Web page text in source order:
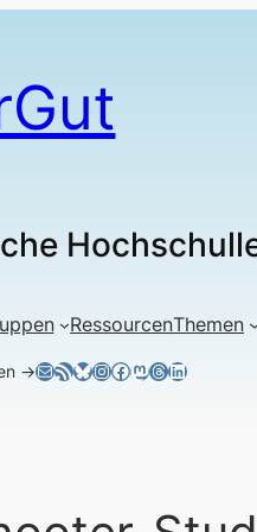
RessourcenThemen
→E-MailRSS-FeedBluesky
Instagram
Facebook
Mastodon
Threads
LinkedIn